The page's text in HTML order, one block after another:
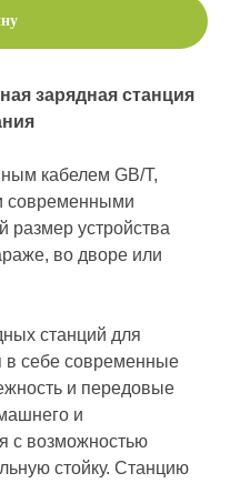
зарядная станция
кабелем GB/T,
современными
устройства
во дворе или
станций для
в себе современные
и передовые
и
с возможностью
стойку. Станцию